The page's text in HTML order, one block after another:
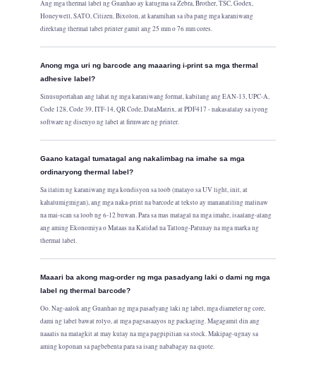
Ang mga thermal label ng Guanhao ay katugma sa Zebra, Brother, TSC, Godex,
Honeywell, SATO, Citizen, Bixolon, at karamihan sa iba pang mga karaniwang
direktang thermal label printer gamit ang 25 mm o 76 mm cores.
Anong mga uri ng barcode ang maaaring i-print sa mga thermal
adhesive label?
Sinusuportahan ang lahat ng mga karaniwang format, kabilang ang EAN-13, UPC-A,
Code 128, Code 39, ITF-14, QR Code, DataMatrix, at PDF417 - nakasalalay sa iyong
software ng disenyo ng label at firmware ng printer.
Gaano katagal tumatagal ang nakalimbag na imahe sa mga
ordinaryong thermal label?
Sa ilalim ng karaniwang mga kondisyon sa loob (malayo sa UV light, init, at
kahalumigmigan), ang mga naka-print na barcode at teksto ay mananatiling malinaw
na mai-scan sa loob ng 6-12 buwan. Para sa mas matagal na mga imahe, isaalang-alang
ang aming Ekonomiya o Mataas na Kalidad na Tatlong-Patunay na mga marka ng
thermal label.
Maaari ba akong mag-order ng mga pasadyang laki o dami ng mga
label ng thermal barcode?
Oo. Nag-aalok ang Guanhao ng mga pasadyang laki ng label, mga diameter ng core,
dami ng label bawat rolyo, at mga pagsasaayos ng packaging. Magagamit din ang
naaalis na malagkit at may kulay na mga pagpipilian sa stock. Makipag-ugnay sa
aming koponan sa pagbebenta para sa isang nababagay na quote.